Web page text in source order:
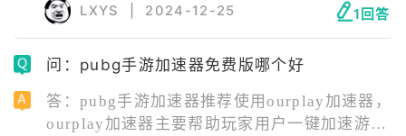
ourplay加速器，ourplay加速器是一款专业手
游加速应用，致力于为用户提供更加流畅的游
戏加速服务，让众多喜欢玩外服游戏的玩家体
LXYS 2024-12-25 1回答
问：pubg手游加速器免费版哪个好
答：pubg手游加速器推荐使用ourplay加速器，
ourplay加速器主要帮助玩家用户一键加速游